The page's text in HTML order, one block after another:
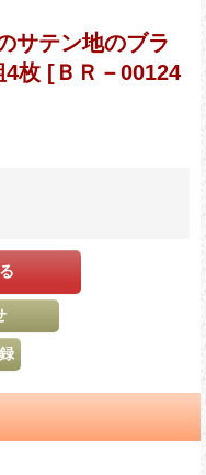
サテン地のブラ
4枚 [ＢＲ－00124